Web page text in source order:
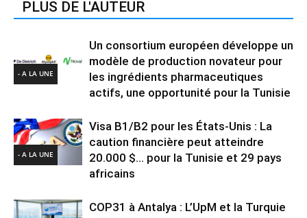
PLUS DE L'AUTEUR
- A LA UNE
Un consortium européen développe un
modèle de production novateur pour
les ingrédients pharmaceutiques
actifs, une opportunité pour la Tunisie
- A LA UNE
Visa B1/B2 pour les États-Unis : La
caution financière peut atteindre
20.000 $… pour la Tunisie et 29 pays
africains
COP31 à Antalya : L’UpM et la Turquie